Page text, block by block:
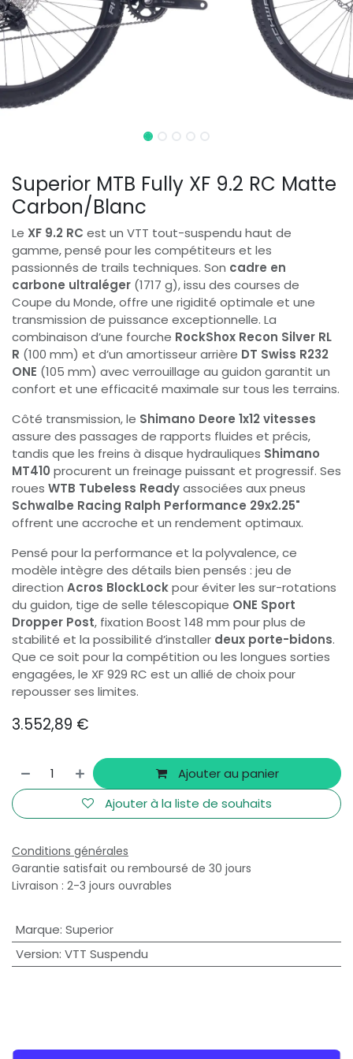
Superior MTB Fully XF 9.2 RC Matte
Carbon/Blanc
Le XF 9.2 RC est un VTT tout-suspendu haut de
gamme, pensé pour les compétiteurs et les
passionnés de trails techniques. Son cadre en
carbone ultraléger (1717 g), issu des courses de
Coupe du Monde, offre une rigidité optimale et une
transmission de puissance exceptionnelle. La
combinaison d’une fourche RockShox Recon Silver RL
R (100 mm) et d’un amortisseur arrière DT Swiss R232
ONE (105 mm) avec verrouillage au guidon garantit un
confort et une efficacité maximale sur tous les terrains.
Côté transmission, le Shimano Deore 1x12 vitesses
assure des passages de rapports fluides et précis,
tandis que les freins à disque hydrauliques Shimano
MT410 procurent un freinage puissant et progressif. Ses
roues WTB Tubeless Readyassociées aux pneus
Schwalbe Racing Ralph Performance 29x2.25"
offrent une accroche et un rendement optimaux.
Pensé pour la performance et la polyvalence, ce
modèle intègre des détails bien pensés : jeu de
direction Acros BlockLockpour éviter les sur-rotations
du guidon, tige de selle télescopique ONE Sport
Dropper Post, fixation Boost 148 mm pour plus de
stabilité et la possibilité d’installer deux porte-bidons.
Que ce soit pour la compétition ou les longues sorties
engagées, le XF 929 RC est un allié de choix pour
repousser ses limites.
3.552,89 €
Ajouter au panier
Ajouter à la liste de souhaits
Conditions générales
Garantie satisfait ou remboursé de 30 jours
Livraison : 2-3 jours ouvrables
Marque: Superior
Version: VTT Suspendu